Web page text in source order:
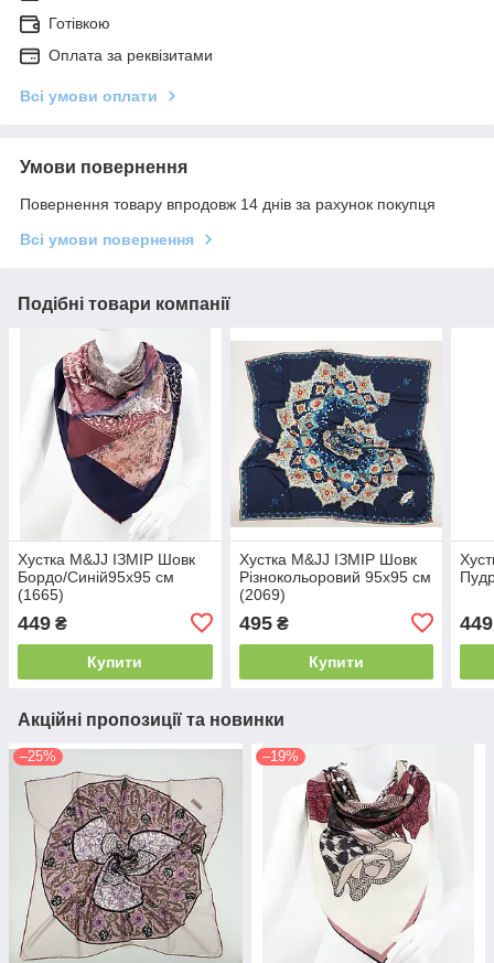
Готівкою
Оплата за реквізитами
Всі умови оплати
Умови повернення
Повернення товару впродовж 14 днів за рахунок покупця
Всі умови повернення
Подібні товари компанії
Хустка M&JJ ІЗМІР Шовк
Бордо/Синій95х95 см
(1665)
449 ₴
Купити
Хустка M&JJ ІЗМІР Шовк
Різнокольоровий 95х95 см
(2069)
495₴
Купити
449
Акційні пропозиції та новинки
–25% –19%